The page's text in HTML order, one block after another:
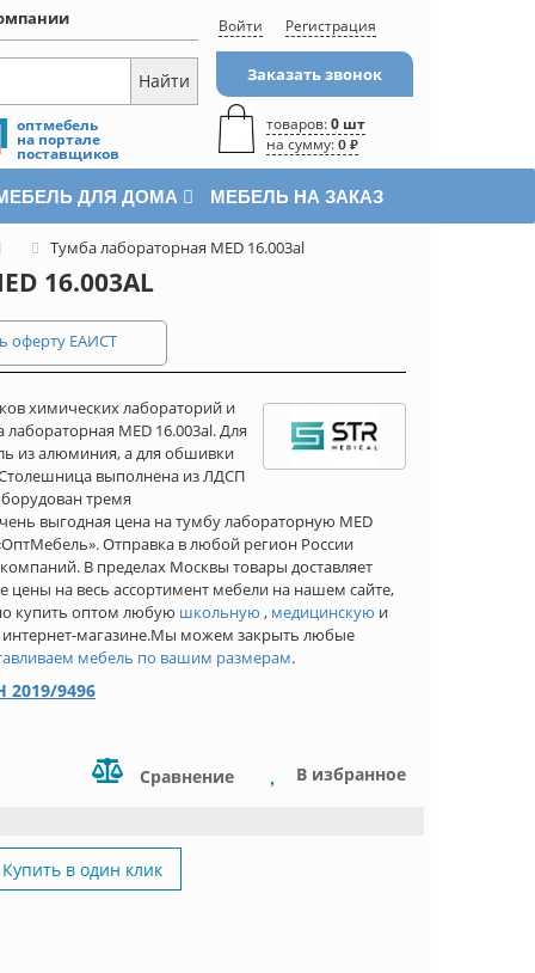
оптмебель
на портале
поставщиков
Войти Регистрация
Заказать звонок
товаров:0 шт
на сумму: 0 ₽
ДЛЯ ДОМА МЕБЕЛЬ НА ЗАКАЗ
Тумба лабораторная MED 16.003al
16.003AL
оферту ЕАИСТ
химических лабораторий и
MED 16.003al. Для
из алюминия, а для обшивки
выполнена из ЛДСП
тремя
выгодная цена на тумбу лабораторную MED
Отправка в любой регион России
В пределах Москвы товары доставляет
на весь ассортимент мебели на нашем сайте,
купить оптом любую школьную , медицинскую и
магазине.Мы можем закрыть любые
мебель по вашим размерам.
2019/9496
Сравнение В избранное
Купить в один клик